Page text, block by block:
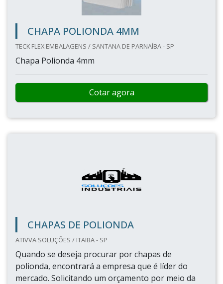
CHAPA POLIONDA 4MM
TECK FLEX EMBALAGENS / SANTANA DE PARNAÍBA - SP
Chapa Polionda 4mm
Cotar agora
CHAPAS DE POLIONDA
ATIVVA SOLUÇÕES / ITAIBA - SP
Quando se deseja procurar por chapas de
polionda, encontrará a empresa que é líder do
mercado. Solicitando um orçamento por meio da